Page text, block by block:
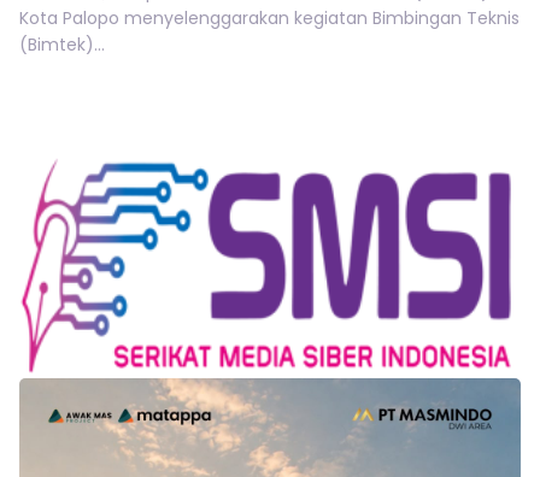
Kota Palopo menyelenggarakan kegiatan Bimbingan Teknis
(Bimtek)...